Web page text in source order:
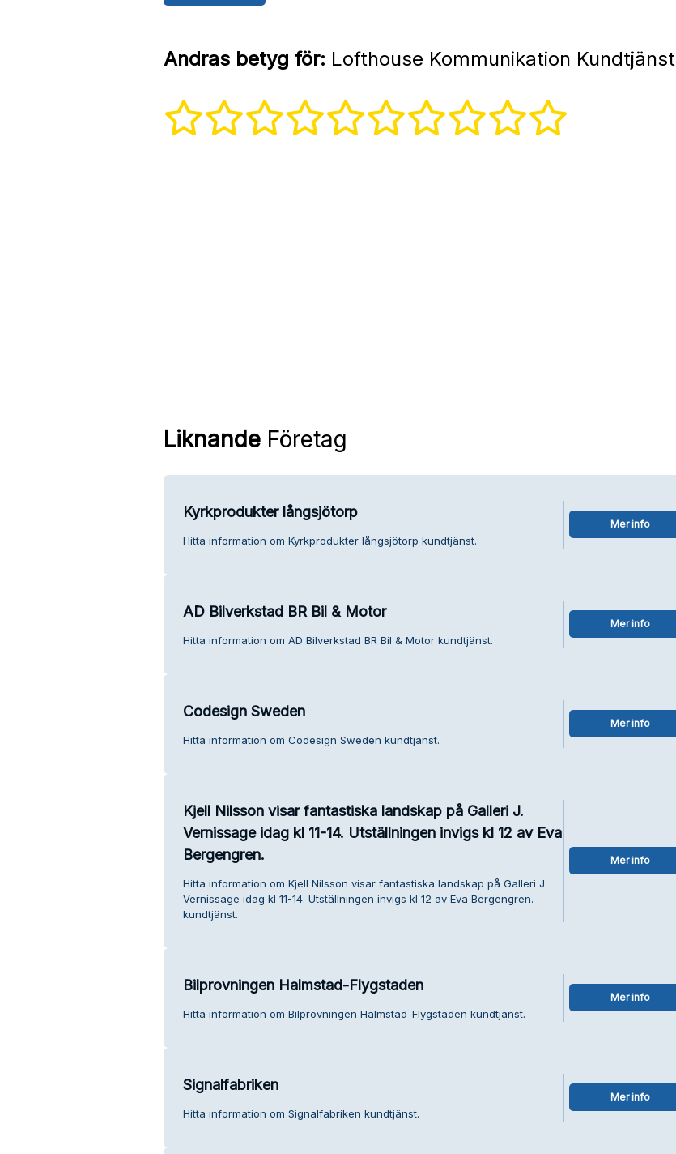
Andras betyg för: Lofthouse Kommunikation Kundtjänst
LiknandeFöretag
Kyrkprodukter långsjötorp
Hitta information om Kyrkprodukter långsjötorp kundtjänst.
Mer info
AD Bilverkstad BR Bil & Motor
Hitta information om AD Bilverkstad BR Bil & Motor kundtjänst.
Mer info
Codesign Sweden
Hitta information om Codesign Sweden kundtjänst.
Mer info
Kjell Nilsson visar fantastiska landskap på Galleri J.
Vernissage idag kl 11-14. Utställningen invigs kl 12 av Eva
Bergengren.
Hitta information om Kjell Nilsson visar fantastiska landskap på Galleri J.
Vernissage idag kl 11-14. Utställningen invigs kl 12 av Eva Bergengren.
kundtjänst.
Mer info
Bilprovningen Halmstad-Flygstaden
Hitta information om Bilprovningen Halmstad-Flygstaden kundtjänst.
Mer info
Signalfabriken
Hitta information om Signalfabriken kundtjänst.
Mer info